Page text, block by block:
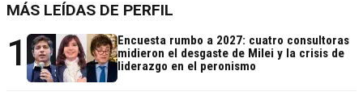
MÁS LEÍDAS DE PERFIL
1
Encuesta rumbo a 2027: cuatro consultoras
midieron el desgaste de Milei y la crisis de
liderazgo en el peronismo